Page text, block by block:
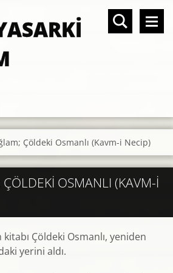
Çöldeki Osmanlı (Kavm-i Necip)
OSMANLI (KAVM-I
kitabı Çöldeki Osmanlı, yeniden
yerini aldı.